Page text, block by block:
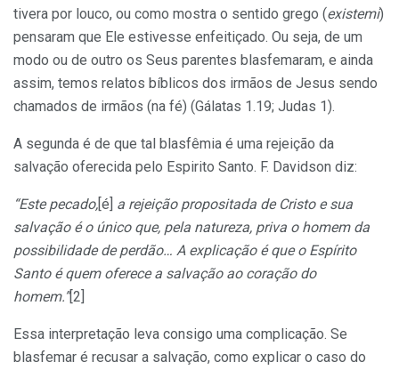
tivera por louco, ou como mostra o sentido grego (existemi)
pensaram que Ele estivesse enfeitiçado. Ou seja, de um
modo ou de outro os Seus parentes blasfemaram, e ainda
assim, temos relatos bíblicos dos irmãos de Jesus sendo
chamados de irmãos (na fé) (Gálatas 1.19; Judas 1).
A segunda é de que tal blasfêmia é uma rejeição da
salvação oferecida pelo Espirito Santo. F. Davidson diz:
“Este pecado,[é] a rejeição propositada de Cristo e sua
salvação é o único que, pela natureza, priva o homem da
possibilidade de perdão… A explicação é que o Espírito
Santo é quem oferece a salvação ao coração do
homem.”[2]
Essa interpretação leva consigo uma complicação. Se
blasfemar é recusar a salvação, como explicar o caso do